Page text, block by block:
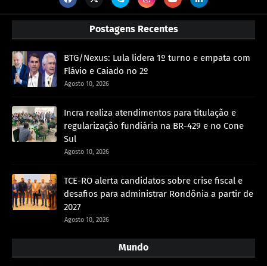
Postagens Recentes
BTG/Nexus: Lula lidera 1º turno e empata com
Flávio e Caiado no 2º
Agosto 10, 2026
Incra realiza atendimentos para titulação e
regularização fundiária na BR-429 e no Cone
Sul
Agosto 10, 2026
TCE-RO alerta candidatos sobre crise fiscal e
desafios para administrar Rondônia a partir de
2027
Agosto 10, 2026
Mundo